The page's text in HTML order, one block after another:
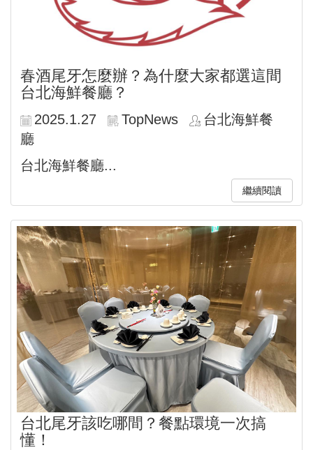
春酒尾牙怎麼辦？為什麼大家都選這間
台北海鮮餐廳？
2025.1.27 TopNews
台北海鮮餐
廳
台北海鮮餐廳...
繼續閱讀
台北尾牙該吃哪間？餐點環境一次搞
懂！